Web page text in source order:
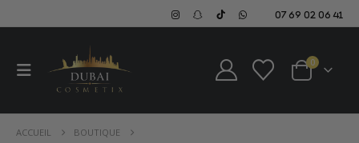
07 69 02 06 41
0
ACCUEIL
BOUTIQUE